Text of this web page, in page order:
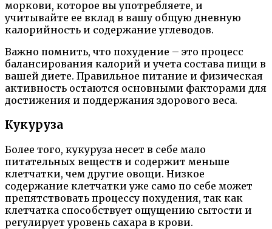
моркови, которое вы употребляете, и
учитывайте ее вклад в вашу общую дневную
калорийность и содержание углеводов.
Важно помнить, что похудение – это процесс
балансирования калорий и учета состава пищи в
вашей диете. Правильное питание и физическая
активность остаются основными факторами для
достижения и поддержания здорового веса.
Кукуруза
Более того, кукуруза несет в себе мало
питательных веществ и содержит меньше
клетчатки, чем другие овощи. Низкое
содержание клетчатки уже само по себе может
препятствовать процессу похудения, так как
клетчатка способствует ощущению сытости и
регулирует уровень сахара в крови.